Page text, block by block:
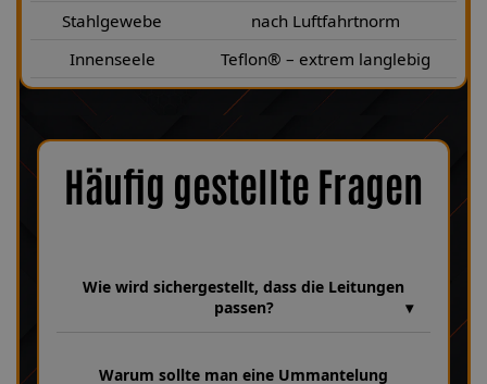
Stahlgewebe
nach Luftfahrtnorm
Innenseele
Teflon® – extrem langlebig
Häufig gestellte Fragen
Wie wird sichergestellt, dass die Leitungen
passen?
Leitungsvarianten hinterlegt sind. Dabei achten wir bei jeder
Warum sollte man eine Ummantelung